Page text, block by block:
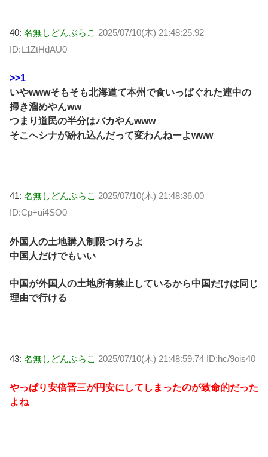
40: 名無しどんぶらこ 2025/07/10(木) 21:48:25.92
ID:L1ZtHdAU0
>>1
いやwwwそもそも北海道て本州で食いっぱぐれた連中の
掃き溜めやんww
つまり道民の半分はバカやんwww
そこへシナが紛れ込んだって変わんねーよwww
41: 名無しどんぶらこ 2025/07/10(木) 21:48:36.00
ID:Cp+ui4SO0
外国人の土地購入制限つけろよ
中国人だけでもいい
中国が外国人の土地所有禁止しているから中国だけは同じ
理由で行ける
43: 名無しどんぶらこ 2025/07/10(木) 21:48:59.74 ID:hc/9ois40
やっぱり安倍晋三が円安にしてしまったのが致命的だった
よね